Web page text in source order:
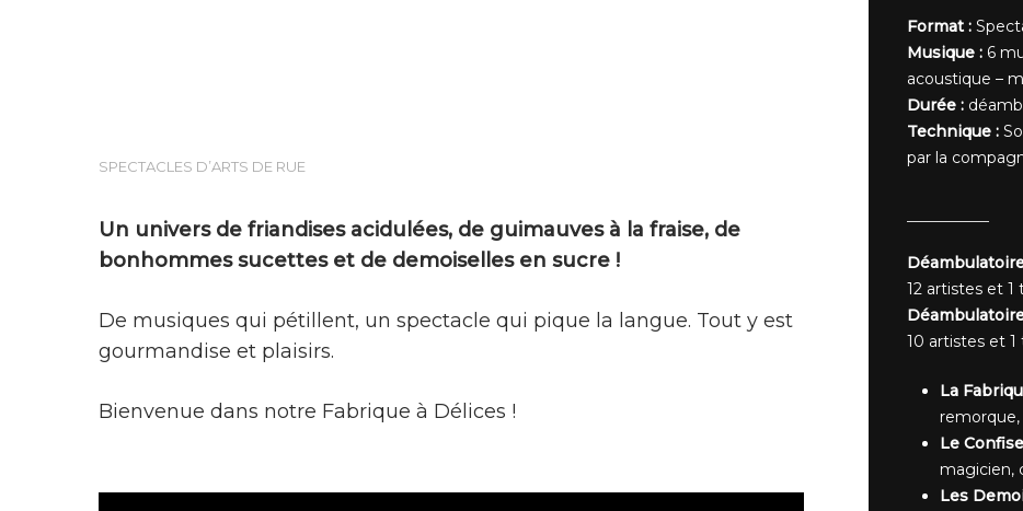
SPECTACLES D’ARTS DE RUE
Un univers de friandises acidulées, de guimauves à la fraise, de
bonhommes sucettes et de demoiselles en sucre !
De musiques qui pétillent, un spectacle qui pique la langue. Tout y est
gourmandise et plaisirs.
Bienvenue dans notre Fabrique à Délices !
Format :
Musique :6
acoustique –
Durée :
Technique :
par la
12 artistes et 1
10 artistes et 1
La
Le
magicien,
Les